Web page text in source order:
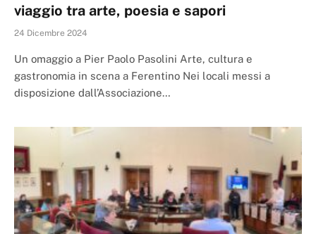
viaggio tra arte, poesia e sapori
24 Dicembre 2024
Un omaggio a Pier Paolo Pasolini Arte, cultura e
gastronomia in scena a Ferentino Nei locali messi a
disposizione dall’Associazione…